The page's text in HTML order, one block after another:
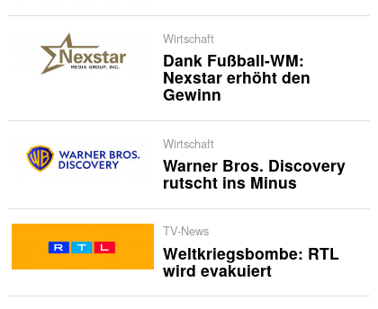
Wirtschaft
Dank Fußball-WM:
Nexstar erhöht den
Gewinn
Wirtschaft
Warner Bros. Discovery
rutscht ins Minus
TV-News
Weltkriegsbombe: RTL
wird evakuiert